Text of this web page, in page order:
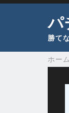
パ
勝て
ホーム